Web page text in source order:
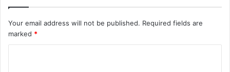
Your email address will not be published. Required fields are
marked *